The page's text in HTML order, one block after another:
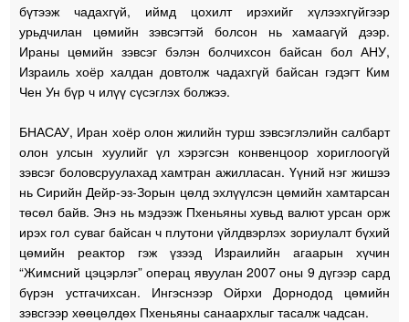
бүтээж чадахгүй, иймд цохилт ирэхийг хүлээхгүйгээр
урьдчилан цөмийн зэвсэгтэй болсон нь хамаагүй дээр.
Ираны цөмийн зэвсэг бэлэн болчихсон байсан бол АНУ,
Израиль хоёр халдан довтолж чадахгүй байсан гэдэгт Ким
Чен Ун бүр ч илүү сүсэглэх болжээ.
БНАСАУ, Иран хоёр олон жилийн турш зэвсэглэлийн салбарт
олон улсын хуулийг үл хэрэгсэн конвенцоор хориглоогүй
зэвсэг боловсруулахад хамтран ажилласан. Үүний нэг жишээ
нь Сирийн Дейр-эз-Зорын цөлд эхлүүлсэн цөмийн хамтарсан
төсөл байв. Энэ нь мэдээж Пхеньяны хувьд валют урсан орж
ирэх гол суваг байсан ч плутони үйлдвэрлэх зориулалт бүхий
цөмийн реактор гэж үзээд Израилийн агаарын хүчин
“Жимсний цэцэрлэг” операц явуулан 2007 оны 9 дүгээр сард
бүрэн устгачихсан. Ингэснээр Ойрхи Дорнодод цөмийн
зэвсгээр хөөцөлдөх Пхеньяны санаархлыг тасалж чадсан.